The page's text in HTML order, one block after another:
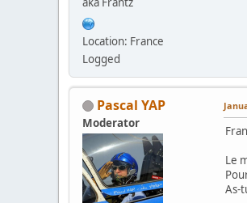
Location: France
Logged
Pascal YAP
Moderator
Le
As-